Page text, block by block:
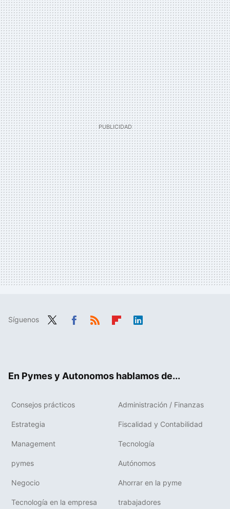
Síguenos
En Pymes y Autonomos hablamos de...
Consejos prácticos Administración / Finanzas
Estrategia Fiscalidad y Contabilidad
Management Tecnología
pymes Autónomos
Negocio Ahorrar en la pyme
Tecnología en la empresa trabajadores